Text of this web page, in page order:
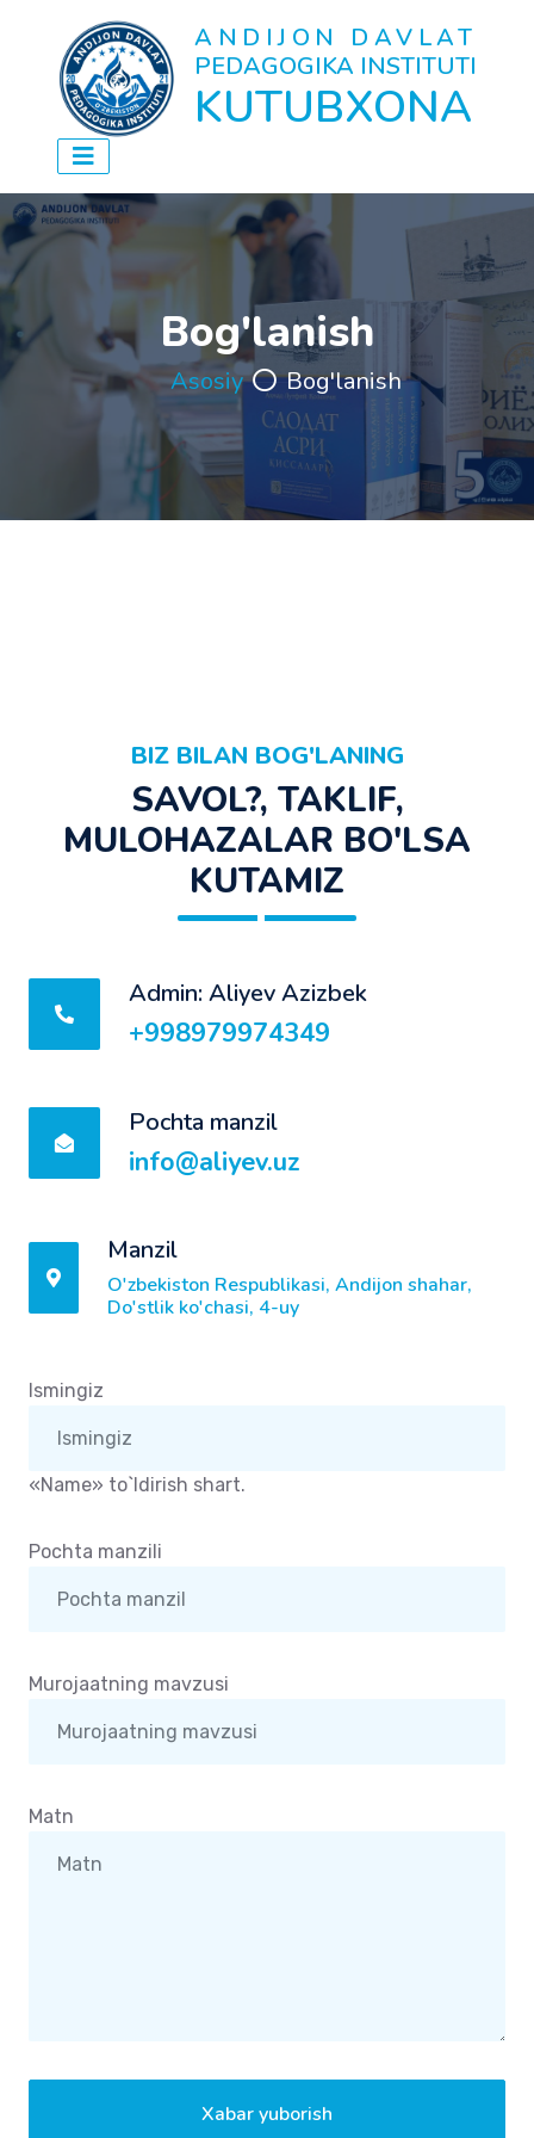
ANDIJON DAVLAT
PEDAGOGIKA INSTITUTI
KUTUBXONA
Bog'lanish
Asosiy Bog'lanish
BIZ BILAN BOG'LANING
SAVOL?, TAKLIF,
MULOHAZALAR BO'LSA
KUTAMIZ
Admin: Aliyev Azizbek
+998979974349
Pochta manzil
info@aliyev.uz
Manzil
O'zbekiston Respublikasi, Andijon shahar,
Do'stlik ko'chasi, 4-uy
Ismingiz
«Name» to`ldirish shart.
Pochta manzili
Murojaatning mavzusi
Matn
Xabar yuborish